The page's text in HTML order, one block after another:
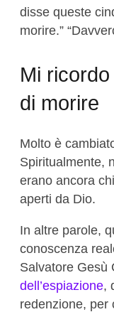
disse queste
morire.”
Mi
di morire
Molto è
Spiritualmente,
erano ancora
aperti da Dio.
In altre parole,
conoscenza
Salvatore Gesù
dell’espiazione,
redenzione, per